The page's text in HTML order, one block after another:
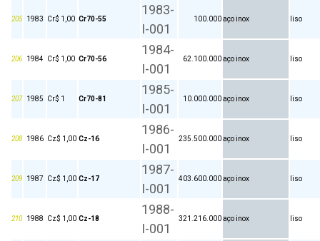
205 1983 Cr$ 1,00 Cr70-55
1983-
I-001
100.000aço inox liso
206 1984 Cr$ 1,00 Cr70-56
1984-
I-001
62.100.000aço inox liso
207 1985 Cr$ 1 Cr70-81
1985-
I-001
10.000.000aço inox liso
208 1986 Cz$ 1,00 Cz-16
1986-
I-001
235.500.000aço inox liso
209 1987 Cz$ 1,00 Cz-17
1987-
I-001
403.600.000aço inox liso
210 1988 Cz$ 1,00 Cz-18
1988-
I-001
321.216.000aço inox liso